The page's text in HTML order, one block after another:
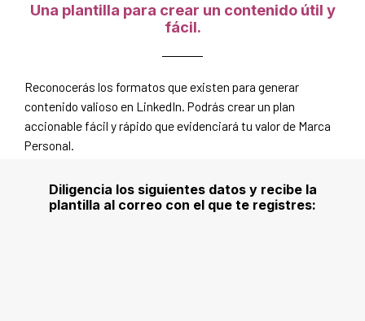
Una plantilla para crear un contenido útil y
fácil.
Reconocerás los formatos que existen para generar
contenido valioso en LinkedIn. Podrás crear un plan
accionable fácil y rápido que evidenciará tu valor de Marca
Personal.
Diligencia los siguientes datos y recibe la
plantilla al correo con el que te registres: